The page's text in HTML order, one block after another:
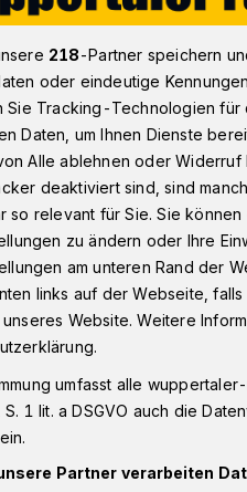
Umleitung für den
den
Neumarktstraße
Radfahrerinnen nun
die Fußgängerzone
freigegeben.
218-Partner speichern
oder eindeutige
Sie Tracking-Technologien für
Daten, um Ihnen Dienste
Alle ablehnen oder
deaktiviert sind, sind
so relevant für Sie. Sie
zu ändern oder Ihre
am unteren Rand der
links auf der Webseite,
Website. Weitere
umfasst alle
1 lit. a DSGVO auch die
Partner verarbeiten